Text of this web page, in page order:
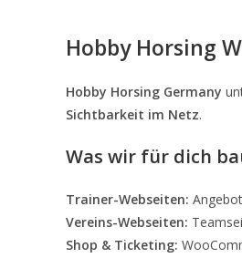
Hobby Horsing
Hobby Horsing Germany
Sichtbarkeit im Netz.
Was wir für dich
Trainer-Webseiten:
Vereins-Webseiten:
Shop & Ticketing: